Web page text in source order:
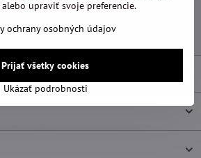
Otázka k produktu
Doručenia
upraviť svoje preferencie.
ochrany osobných údajov
Ukázať podrobnosti
Prijať všetky cookies